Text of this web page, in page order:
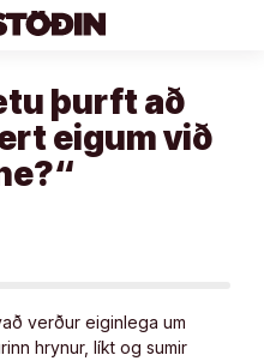
þurft að
eigum við
verður eiginlega um
hrynur, líkt og sumir